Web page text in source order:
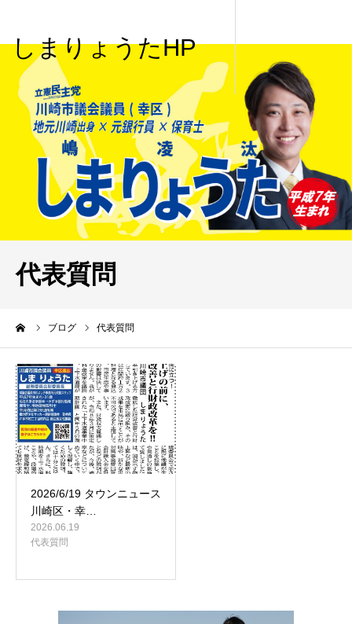
しまりょうたHP
代表質問
ブログ 代表質問
2026/6/19 タウンニュース
川崎区・幸…
2026.06.19
代表質問